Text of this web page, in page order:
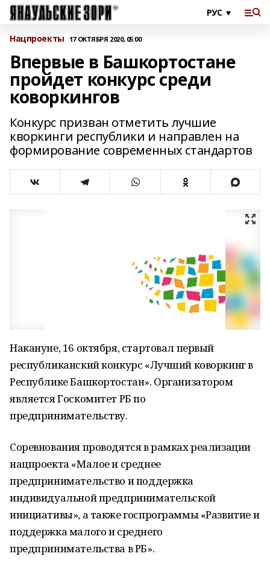
Нацпроекты 17 ОКТЯБРЯ 2020, 05:00
Впервые в Башкортостане
пройдет конкурс среди
коворкингов
Конкурс призван отметить лучшие
кворкинги республики и направлен на
формирование современных стандартов
Накануне, 16 октября, стартовал первый
республиканский конкурс «Лучший коворкинг в
Республике Башкортостан». Организатором
является Госкомитет РБ по
предпринимательству.
Соревнования проводятся в рамках реализации
нацпроекта «Малое и среднее
предпринимательство и поддержка
индивидуальной предпринимательской
инициативы», а также госпрограммы «Развитие и
поддержка малого и среднего
предпринимательства в РБ».